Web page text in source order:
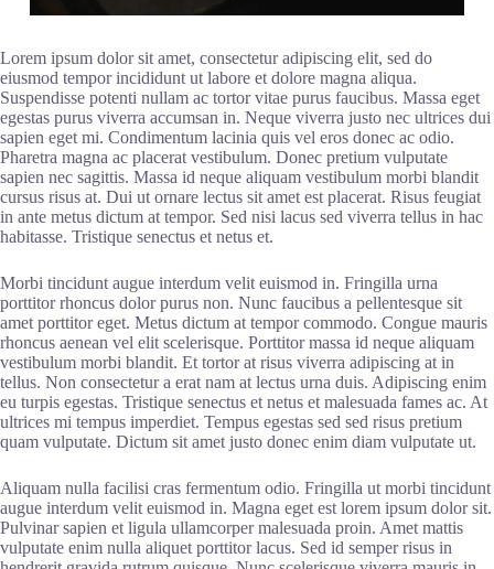
Lorem ipsum dolor sit amet, consectetur adipiscing elit, sed do
eiusmod tempor incididunt ut labore et dolore magna aliqua.
Suspendisse potenti nullam ac tortor vitae purus faucibus. Massa eget
egestas purus viverra accumsan in. Neque viverra justo nec ultrices dui
sapien eget mi. Condimentum lacinia quis vel eros donec ac odio.
Pharetra magna ac placerat vestibulum. Donec pretium vulputate
sapien nec sagittis. Massa id neque aliquam vestibulum morbi blandit
cursus risus at. Dui ut ornare lectus sit amet est placerat. Risus feugiat
in ante metus dictum at tempor. Sed nisi lacus sed viverra tellus in hac
habitasse. Tristique senectus et netus et.
Morbi tincidunt augue interdum velit euismod in. Fringilla urna
porttitor rhoncus dolor purus non. Nunc faucibus a pellentesque sit
amet porttitor eget. Metus dictum at tempor commodo. Congue mauris
rhoncus aenean vel elit scelerisque. Porttitor massa id neque aliquam
vestibulum morbi blandit. Et tortor at risus viverra adipiscing at in
tellus. Non consectetur a erat nam at lectus urna duis. Adipiscing enim
eu turpis egestas. Tristique senectus et netus et malesuada fames ac. At
ultrices mi tempus imperdiet. Tempus egestas sed sed risus pretium
quam vulputate. Dictum sit amet justo donec enim diam vulputate ut.
Aliquam nulla facilisi cras fermentum odio. Fringilla ut morbi tincidunt
augue interdum velit euismod in. Magna eget est lorem ipsum dolor sit.
Pulvinar sapien et ligula ullamcorper malesuada proin. Amet mattis
vulputate enim nulla aliquet porttitor lacus. Sed id semper risus in